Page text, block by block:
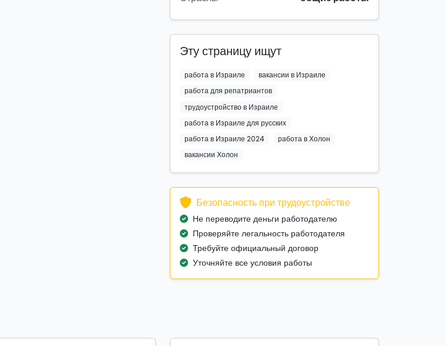
Эту страницу ищут
работа в Израиле
вакансии в Израиле
работа для репатриантов
трудоустройство в Израиле
работа в Израиле для русских
работа в Израиле 2024
работа в Холон
вакансии Холон
Безопасность при трудоустройстве
Не переводите деньги работодателю
Проверяйте легальность работодателя
Требуйте официальный договор
Уточняйте все условия работы